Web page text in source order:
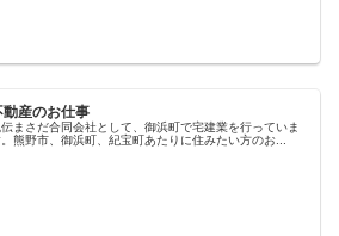
動産のお仕事
伝まさだ合同会社として、御浜町で宅建業を行っていま
熊野市、御浜町、紀宝町あたりに住みたい方のお...